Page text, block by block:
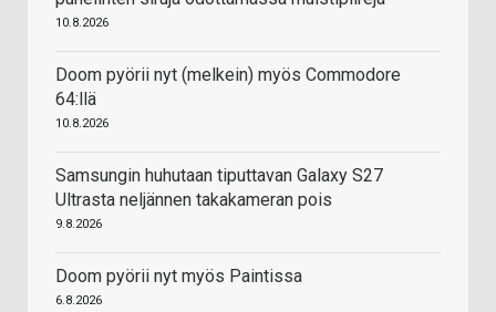
10.8.2026
Doom pyörii nyt (melkein) myös Commodore
64:llä
10.8.2026
Samsungin huhutaan tiputtavan Galaxy S27
Ultrasta neljännen takakameran pois
9.8.2026
Doom pyörii nyt myös Paintissa
6.8.2026